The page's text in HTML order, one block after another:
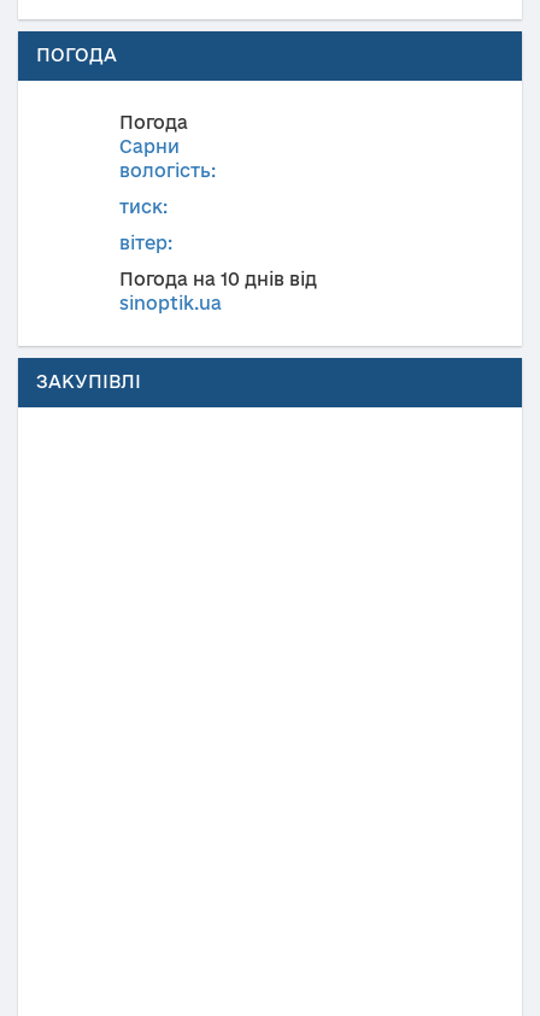
ПОГОДА
Погода
Сарни
вологість:
тиск:
вітер:
Погода на 10 днів від
sinoptik.ua
ЗАКУПІВЛІ